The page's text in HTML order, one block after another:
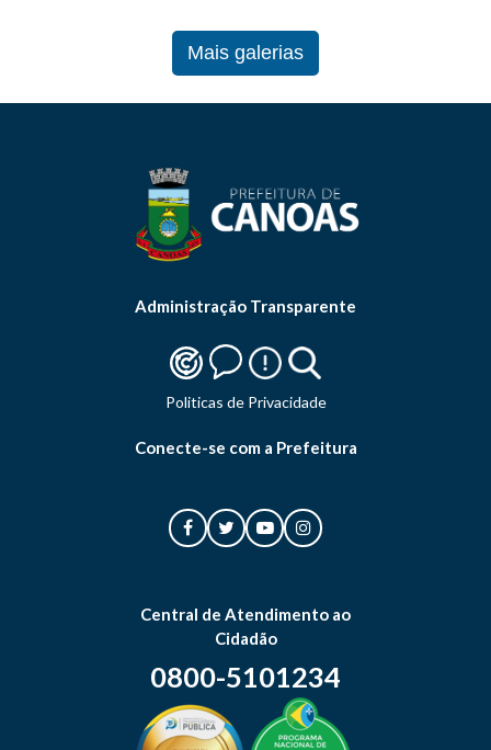
Mais galerias
Administração Transparente
Politicas de Privacidade
Conecte-se com a Prefeitura
Central de Atendimento ao
Cidadão
0800-5101234